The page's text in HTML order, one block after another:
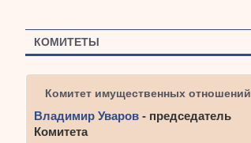
КОМИТЕТЫ
Комитет имущественных отношений
Владимир Уваров - председатель
Комитета